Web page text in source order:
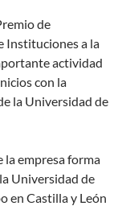
de
Instituciones a la
actividad
con la
la Universidad de
la empresa forma
Universidad de
en Castilla y León